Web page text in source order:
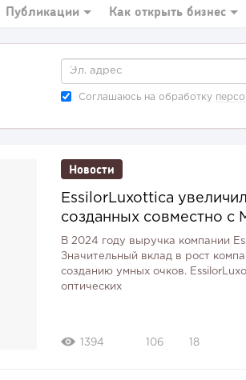
Публикации Как открыть бизнес
Соглашаюсь на обработку
Новости
EssilorLuxottica
созданных совместно с
В 2024 году выручка компании
Значительный вклад в рост
созданию умных очков.
оптических
1394 106 18